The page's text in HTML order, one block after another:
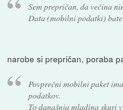
Sem prepričan, da večina
Data (mobilni podatki)
narobe si prepričan, poraba
Povprečni mobilni paket
podatkov.
To današnja mladina skuri